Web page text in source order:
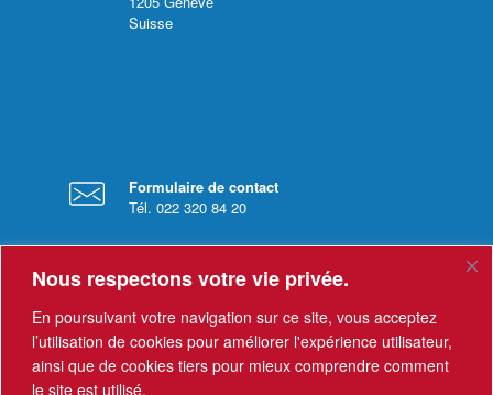
Nous respectons votre vie privée.
En poursuivant votre navigation sur ce site, vous acceptez
l’utilisation de cookies pour améliorer l'expérience utilisateur,
ainsi que de cookies tiers pour mieux comprendre comment
le site est utilisé.
Suisse
Formulaire de contact
Tél. 022 320 84 20
Horaires